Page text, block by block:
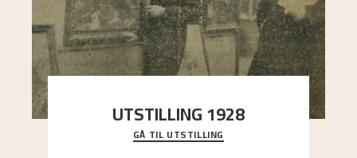
UTSTILLING 1928
Då Astrup døydde i 1928, tok vennene Moritz
Kaland og Simon Thorbjørnsen initiativ til å
GÅ TIL UTSTILLING